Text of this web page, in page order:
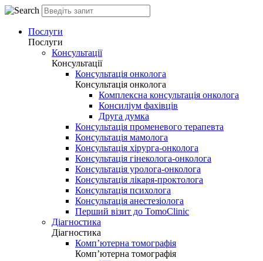
Послуги
Послуги
Консультації
Консультації
Консультація онколога
Консультація онколога
Комплексна консультація онколога
Консиліум фахівців
Друга думка
Консультація променевого терапевта
Консультація мамолога
Консультація хірурга-онколога
Консультація гінеколога-онколога
Консультація уролога-онколога
Консультація лікаря-проктолога
Консультація психолога
Консультація анестезіолога
Перший візит до TomoClinic
Діагностика
Діагностика
Комп’ютерна томографія
Комп’ютерна томографія